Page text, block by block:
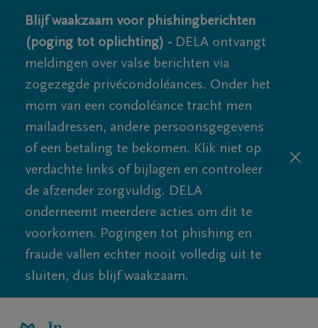
Blijf waakzaam voor phishingberichten
(poging tot oplichting) - DELA ontvangt
meldingen over valse berichten via
zogezegde privécondoléances. Onder het
mom van een condoléance tracht men
mailadressen, andere persoonsgegevens
of een betaling te bekomen. Klik niet op
verdachte links of bijlagen en controleer
de afzender zorgvuldig. DELA
onderneemt meerdere acties om dit te
voorkomen. Pogingen tot phishing en
fraude vallen echter nooit volledig uit te
sluiten, dus blijf waakzaam.